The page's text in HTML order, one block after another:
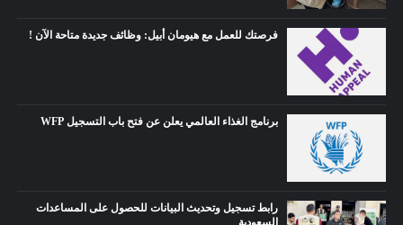
فرصتك للعمل مع هيومان أبيل: وظائف جديدة متاحة الآن !
برنامج الغذاء العالمي يعلن عن فتح باب التسجيل WFP
رابط تسجيل وتحديث البيانات للحصول على المساعدات
السعودية